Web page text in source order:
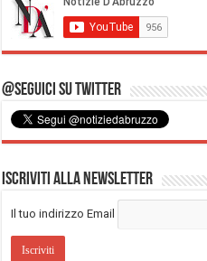
@Seguici su Twitter
Iscriviti alla Newsletter
Il tuo indirizzo Email